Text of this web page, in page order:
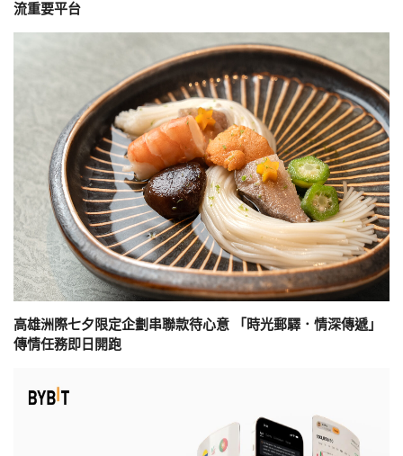
流重要平台
高雄洲際七夕限定企劃串聯款待心意 「時光郵驛．情深傳遞」
傳情任務即日開跑